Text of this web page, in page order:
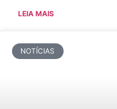
LEIA MAIS
NOTÍCIAS